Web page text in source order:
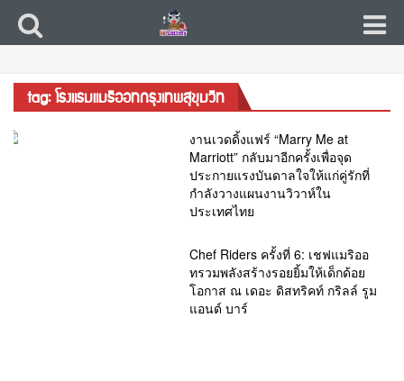
tag: โรงแรมแมริออทกรุงเทพสุขุมวิท
งานเวดดิ้งแฟร์ “Marry Me at
Marriott” กลับมาอีกครั้งเพื่อจุด
ประกายแรงบันดาลใจให้แก่คู่รักที่
กำลังวางแผนงานวิวาห์ใน
ประเทศไทย
Chef Riders ครั้งที่ 6: เชฟแมริออ
ทรวมพลังสร้างรอยยิ้มให้เด็กด้อย
โอกาส ณ เดอะ ดิสทริคท์ กริลล์ รูม
แอนด์ บาร์